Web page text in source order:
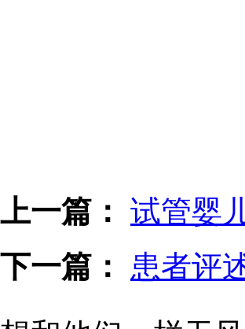
上一篇： 试管婴
下一篇：
患者评